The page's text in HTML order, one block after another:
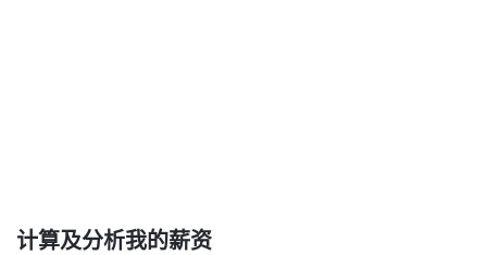
计算及分析我的薪资